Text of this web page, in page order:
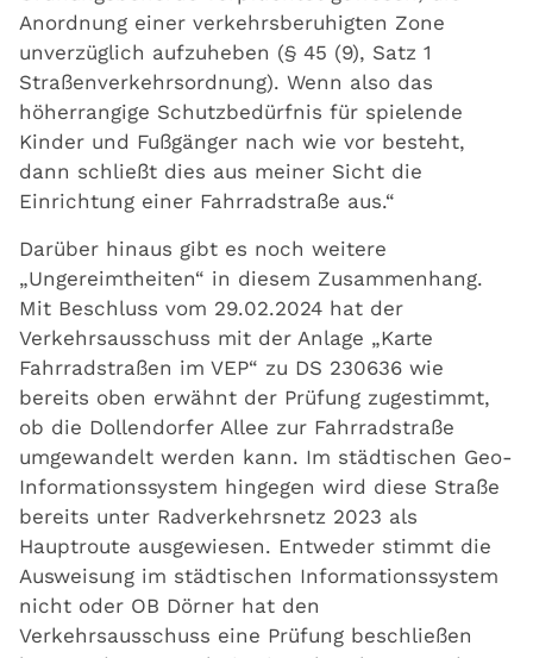
Anordnung einer verkehrsberuhigten Zone
unverzüglich aufzuheben (§ 45 (9), Satz 1
Straßenverkehrsordnung). Wenn also das
höherrangige Schutzbedürfnis für spielende
Kinder und Fußgänger nach wie vor besteht,
dann schließt dies aus meiner Sicht die
Einrichtung einer Fahrradstraße aus.“
Darüber hinaus gibt es noch weitere
„Ungereimtheiten“ in diesem Zusammenhang.
Mit Beschluss vom 29.02.2024 hat der
Verkehrsausschuss mit der Anlage „Karte
Fahrradstraßen im VEP“ zu DS 230636 wie
bereits oben erwähnt der Prüfung zugestimmt,
ob die Dollendorfer Allee zur Fahrradstraße
umgewandelt werden kann. Im städtischen Geo-
Informationssystem hingegen wird diese Straße
bereits unter Radverkehrsnetz 2023 als
Hauptroute ausgewiesen. Entweder stimmt die
Ausweisung im städtischen Informationssystem
nicht oder OB Dörner hat den
Verkehrsausschuss eine Prüfung beschließen